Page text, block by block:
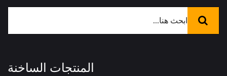
المنتجات الساخنة